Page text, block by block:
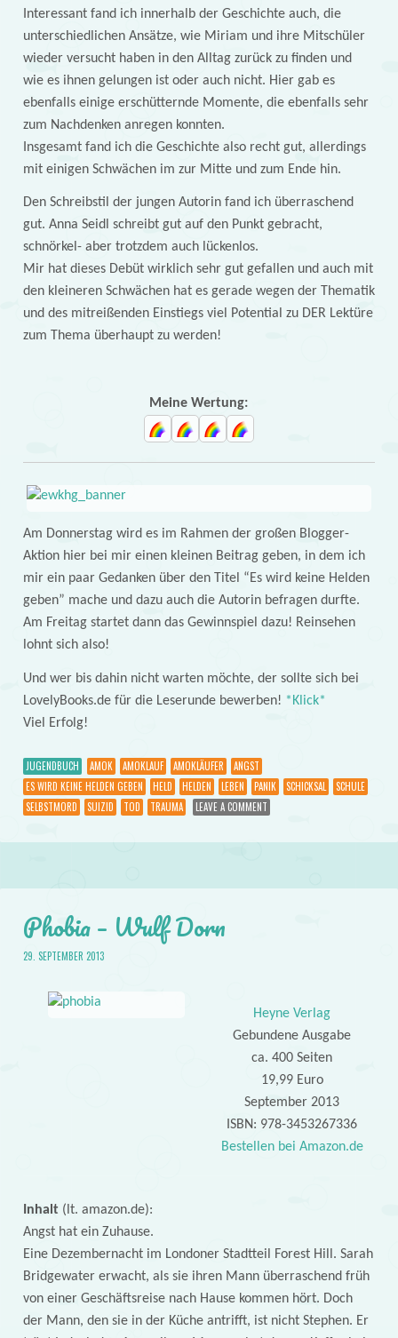
Interessant fand ich innerhalb der Geschichte auch, die
unterschiedlichen Ansätze, wie Miriam und ihre Mitschüler
wieder versucht haben in den Alltag zurück zu finden und
wie es ihnen gelungen ist oder auch nicht. Hier gab es
ebenfalls einige erschütternde Momente, die ebenfalls sehr
zum Nachdenken anregen konnten.
Insgesamt fand ich die Geschichte also recht gut, allerdings
mit einigen Schwächen im zur Mitte und zum Ende hin.
Den Schreibstil der jungen Autorin fand ich überraschend
gut. Anna Seidl schreibt gut auf den Punkt gebracht,
schnörkel- aber trotzdem auch lückenlos.
Mir hat dieses Debüt wirklich sehr gut gefallen und auch mit
den kleineren Schwächen hat es gerade wegen der Thematik
und des mitreißenden Einstiegs viel Potential zu DER Lektüre
zum Thema überhaupt zu werden!
Meine Wertung:
Am Donnerstag wird es im Rahmen der großen Blogger-
Aktion hier bei mir einen kleinen Beitrag geben, in dem ich
mir ein paar Gedanken über den Titel “Es wird keine Helden
geben” mache und dazu auch die Autorin befragen durfte.
Am Freitag startet dann das Gewinnspiel dazu! Reinsehen
lohnt sich also!
Und wer bis dahin nicht warten möchte, der sollte sich bei
LovelyBooks.de für die Leserunde bewerben! *Klick*
Viel Erfolg!
JUGENDBUCH AMOK AMOKLAUF AMOKLÄUFER
ANGST
ES WIRD KEINE HELDEN GEBEN
HELD HELDEN LEBEN PANIK SCHICKSAL
SCHULE
SELBSTMORD
SUIZID TOD TRAUMA LEAVE A COMMENT
Phobia – Wulf Dorn
29. SEPTEMBER 2013
Heyne Verlag
Gebundene Ausgabe
ca. 400 Seiten
19,99 Euro
September 2013
ISBN: 978-3453267336
Bestellen bei Amazon.de
Inhalt (lt. amazon.de):
Angst hat ein Zuhause.
Eine Dezembernacht im Londoner Stadtteil Forest Hill. Sarah
Bridgewater erwacht, als sie ihren Mann überraschend früh
von einer Geschäftsreise nach Hause kommen hört. Doch
der Mann, den sie in der Küche antrifft, ist nicht Stephen. Er